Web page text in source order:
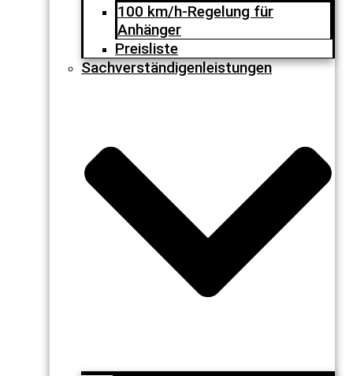
100 km/h-Regelung für
Anhänger
Preisliste
Sachverständigenleistungen